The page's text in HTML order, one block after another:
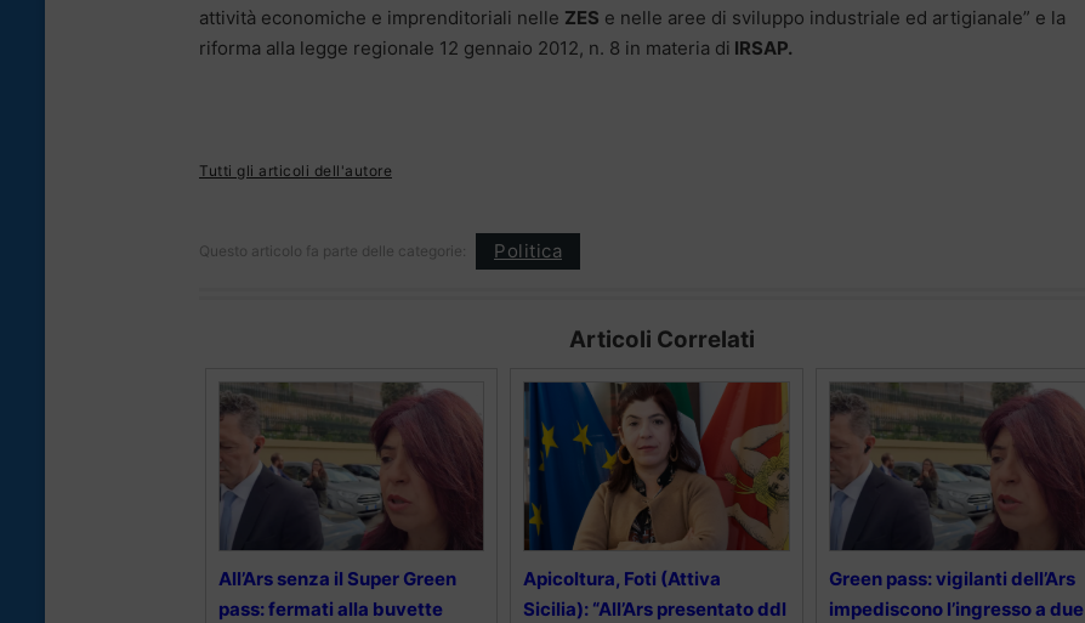
attività economiche e imprenditoriali nelle ZES e nelle aree di sviluppo industriale ed artigianale” e la
riforma alla legge regionale 12 gennaio 2012, n. 8 in materia di IRSAP.
Tutti gli articoli dell'autore
Questo articolo fa parte delle categorie: Politica
Articoli Correlati
All’Ars senza il Super Green
pass: fermati alla buvette
Apicoltura, Foti (Attiva
Sicilia): “All’Ars presentato ddl
Green pass: vigilanti dell’Ars
impediscono l’ingresso a due